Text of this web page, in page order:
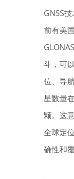
GNSS
前有美
斗，可
位、导
星数量
颗。这
全球定
确性和